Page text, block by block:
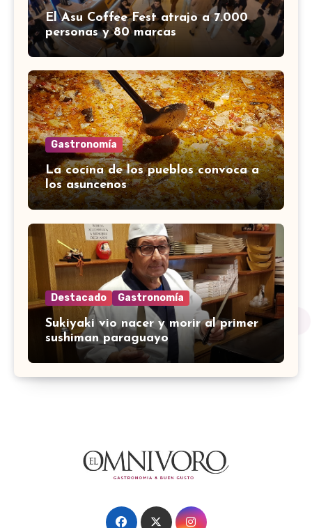
El Asu Coffee Fest atrajo a 7.000
personas y 80 marcas
Gastronomía
La cocina de los pueblos convoca a
los asuncenos
Destacado Gastronomía
Sukiyaki vio nacer y morir al primer
sushiman paraguayo